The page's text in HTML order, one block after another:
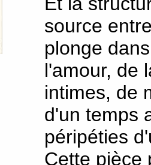
source
plonge
l'amour, de
intimes, de
d'un temps
péripéties
Cette pièce